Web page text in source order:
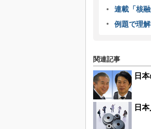
連載「核
例題で理
関連記事
日
日